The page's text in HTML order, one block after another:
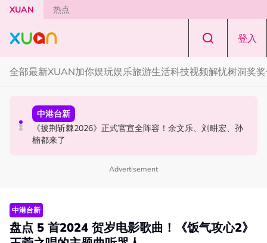
Skip to main content
XUAN 热点
登入
全部最新XUAN加你娱玩娱乐旅游生活科技视频解忧树洞奖
中港台新
陈土豆玩梗《下一站幸福》！同框阿信、吴建豪上演“光晞
不能捐”桥段
演唱会
范玮琪云顶开唱哽咽了！感性告白大马粉丝：我想继续唱
下去
中港台新
《披荆斩棘2026》正式官宣全阵容！余文乐、刘畊宏、孙
楠都来了
Advertisement
中港台新
盘点 5 首2024 贺岁电影歌曲！《饭气攻心2》